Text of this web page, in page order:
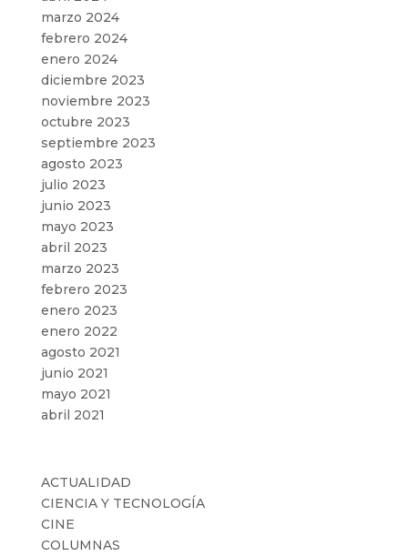
marzo 2024
febrero 2024
enero 2024
diciembre 2023
noviembre 2023
octubre 2023
septiembre 2023
agosto 2023
julio 2023
junio 2023
mayo 2023
abril 2023
marzo 2023
febrero 2023
enero 2023
enero 2022
agosto 2021
junio 2021
mayo 2021
abril 2021
ACTUALIDAD
CIENCIA Y TECNOLOGÍA
CINE
COLUMNAS